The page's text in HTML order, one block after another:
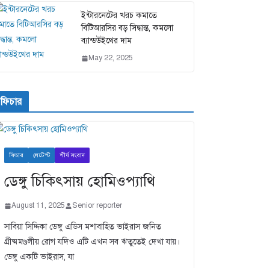
ইন্টারনেটের খরচ কমাতে
বিটিআরসির বড় সিদ্ধান্ত, কমলো
ব্যান্ডউইথের দাম
May 22, 2025
ফিচার
ফিচার লেটেস্ট শীর্ষ সংবাদ
ডেঙ্গু চিকিৎসায় হোমিওপ্যাথি
August 11, 2025 Senior reporter
সাবিয়া সিদ্দিকা ডেঙ্গু এডিস মশাবাহিত ভাইরাস জনিত
গ্রীষ্মমণ্ডলীয় রোগ যদিও এটি এখন সব ঋতুতেই দেখা যায়।
ডেঙ্গু একটি ভাইরাস, যা